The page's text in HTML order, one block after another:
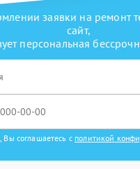
заявки на ремонт
сайт,
персональная
Вы соглашаетесь с политикой